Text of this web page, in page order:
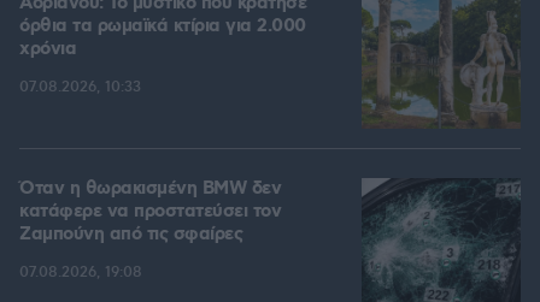
όρθια τα ρωμαϊκά κτίρια για 2.000
χρόνια
07.08.2026, 10:33
Όταν η θωρακισμένη BMW δεν
κατάφερε να προστατεύσει τον
Ζαμπούνη από τις σφαίρες
07.08.2026, 19:08